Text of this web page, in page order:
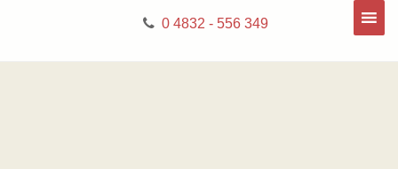
0 4832 - 556 349